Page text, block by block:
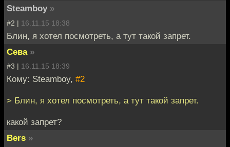
Steamboy »
#2 | 16.11.15 18:38
Блин, я хотел посмотреть, а тут такой запрет.
Сева »
#3 | 16.11.15 18:39
Кому: Steamboy, #2
> Блин, я хотел посмотреть, а тут такой запрет.
какой запрет?
Bers »